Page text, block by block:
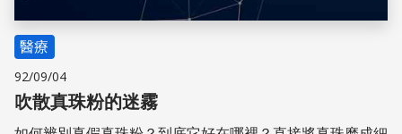
醫療
92/09/04
吹散真珠粉的迷霧